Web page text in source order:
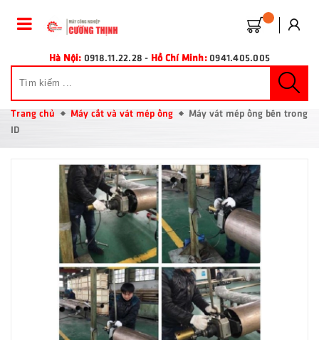
Hà Nội: 0918.11.22.28 - Hồ Chí Minh: 0941.405.005
Trang chủ Máy cắt và vát mép ống
Máy vát mép ống bên trong
ID